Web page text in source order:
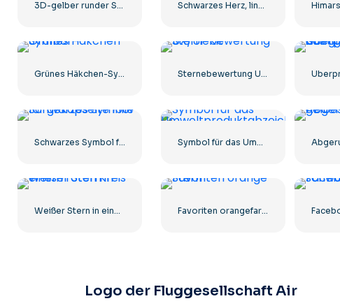
3D-gelber runder Stern mit Blendung Schwarzes Herz, lineares Symbol – 2
Grünes Häkchen-Symbol Sternebewertung UX/UI-Kit
Schwarzes Symbol für gekapselte Pille Symbol für das Umweltproduktabzeichen
Weißer Stern in einem roten Kreis Favoriten orangefarbener Stern
Logo der Fluggesellschaft Air